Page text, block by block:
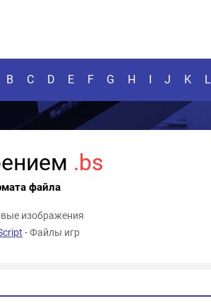
B C D E F G H I J K L
.bs
файла
изображения
- Файлы игр